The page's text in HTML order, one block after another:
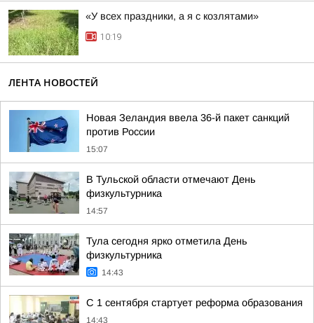
«У всех праздники, а я с козлятами»
10:19
ЛЕНТА НОВОСТЕЙ
Новая Зеландия ввела 36-й пакет санкций
против России
15:07
В Тульской области отмечают День
физкультурника
14:57
Тула сегодня ярко отметила День
физкультурника
14:43
С 1 сентября стартует реформа образования
14:43